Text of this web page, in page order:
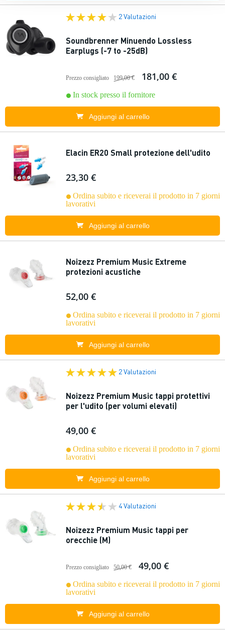
2 Valutazioni
Soundbrenner Minuendo Lossless
Earplugs (-7 to -25dB)
Prezzo consigliato 199,00 € 181,00 €
In stock presso il fornitore
Aggiungi al carrello
Elacin ER20 Small protezione dell'udito
23,30 €
Ordina subito e riceverai il prodotto in 7 giorni
lavorativi
Aggiungi al carrello
Noizezz Premium Music Extreme
protezioni acustiche
52,00 €
Ordina subito e riceverai il prodotto in 7 giorni
lavorativi
Aggiungi al carrello
2 Valutazioni
Noizezz Premium Music tappi protettivi
per l'udito (per volumi elevati)
49,00 €
Ordina subito e riceverai il prodotto in 7 giorni
lavorativi
Aggiungi al carrello
4 Valutazioni
Noizezz Premium Music tappi per
orecchie (M)
Prezzo consigliato 50,00 € 49,00 €
Ordina subito e riceverai il prodotto in 7 giorni
lavorativi
Aggiungi al carrello